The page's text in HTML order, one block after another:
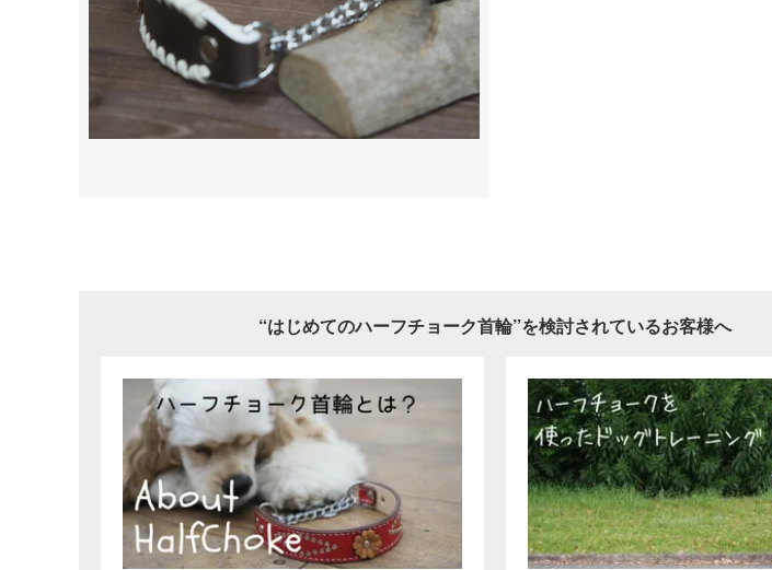
“はじめてのハーフチョーク首輪”を検討されているお客様へ